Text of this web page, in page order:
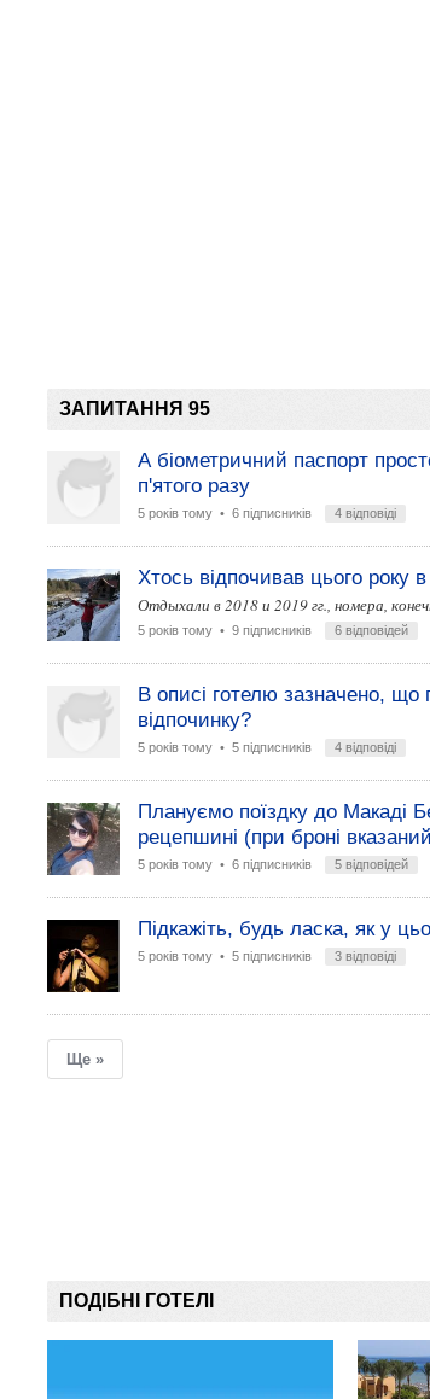
ЗАПИТАННЯ 95
А біометричний паспорт
п'ятого разу
5 років тому • 6 підписників 4 відповіді
Хтось відпочивав цього року
Отдыхали в 2018 и 2019 гг., номера,
5 років тому • 9 підписників 6 відповідей
В описі готелю зазначено, що
відпочинку?
5 років тому • 5 підписників 4 відповіді
Плануємо поїздку до Макаді
рецепшині (при броні
5 років тому • 6 підписників 5 відповідей
Підкажіть, будь ласка, як у
5 років тому • 5 підписників 3 відповіді
Ще »
ПОДІБНІ ГОТЕЛІ